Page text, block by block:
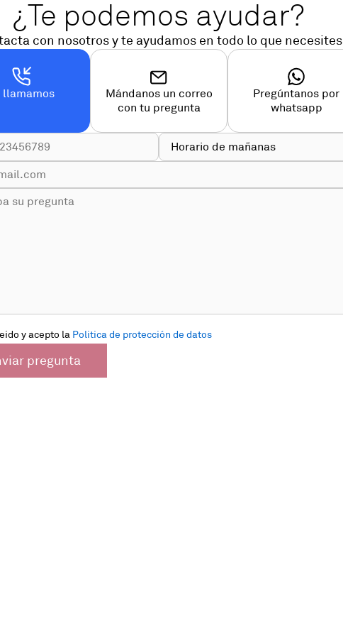
¿Te podemos ayudar?
con nosotros y te ayudamos en todo lo que necesites
llamamos
Mándanos un correo
con tu pregunta
Pregúntanos por
whatsapp
y acepto la Politica de protección de datos
pregunta